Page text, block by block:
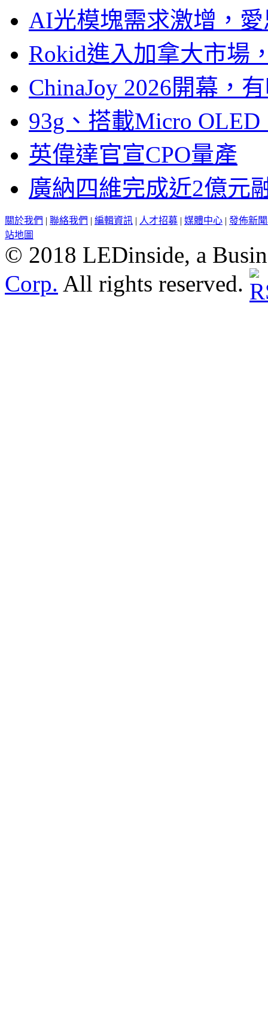
AI光模塊需求激增，
Rokid進入加拿大市場
ChinaJoy 2026開幕，
93g、搭載Micro
英偉達官宣CPO量產
廣納四維完成近2億元
關於我們 | 聯絡我們 | 編輯資訊 | 人才招募 | 媒體中心 | 發佈新
站地圖
© 2018 LEDinside, a
Corp. All rights reserved.